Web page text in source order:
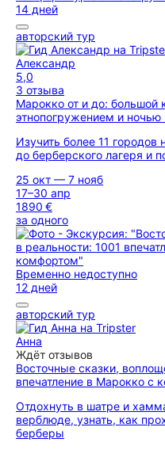
14 дней
авторский тур
Александр
5,0
3 отзыва
Марокко от и до: большой
этнопогружением и ночью
Изучить более 11 городов
до берберского лагеря и
25 окт — 7 нояб
17–30 апр
1890 €
за одного
Временно недоступно
12 дней
авторский тур
Анна
Ждёт отзывов
Восточные сказки,
впечатление в Марокко с
Отдохнуть в шатре и
верблюде, узнать, как
берберы